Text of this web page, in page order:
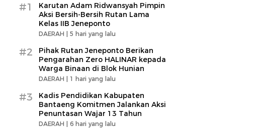
#1
Karutan Adam Ridwansyah Pimpin
Aksi Bersih-Bersih Rutan Lama
Kelas IIB Jeneponto
DAERAH | 5 hari yang lalu
#2
Pihak Rutan Jeneponto Berikan
Pengarahan Zero HALINAR kepada
Warga Binaan di Blok Hunian
DAERAH | 1 hari yang lalu
#3
Kadis Pendidikan Kabupaten
Bantaeng Komitmen Jalankan Aksi
Penuntasan Wajar 13 Tahun
DAERAH | 6 hari yang lalu